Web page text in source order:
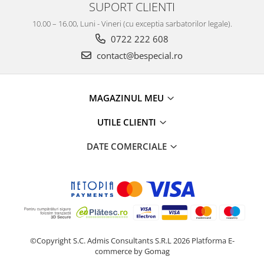
SUPORT CLIENTI
10.00 – 16.00, Luni - Vineri (cu exceptia sarbatorilor legale).
0722 222 608
contact@bespecial.ro
MAGAZINUL MEU
UTILE CLIENTI
DATE COMERCIALE
©Copyright S.C. Admis Consultants S.R.L 2026 Platforma E-
commerce by Gomag